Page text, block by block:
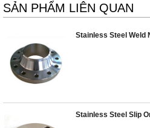
SẢN PHẨM LIÊN QUAN
Stainless Steel Weld
Stainless Steel Slip